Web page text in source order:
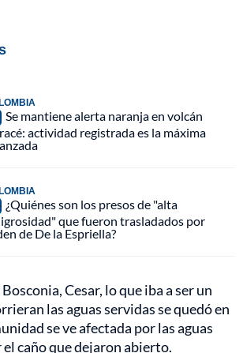
Se mantiene alerta naranja en volcán
actividad registrada es la máxima
¿Quiénes son los presos de "alta
que fueron trasladados por
de De la Espriella?
Cesar, lo que iba a ser un
las aguas servidas se quedó en
se ve afectada por las aguas
caño que dejaron abierto.